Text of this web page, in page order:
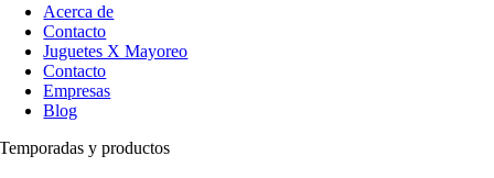
Acerca de
Contacto
Juguetes X Mayoreo
Contacto
Empresas
Blog
Temporadas y productos